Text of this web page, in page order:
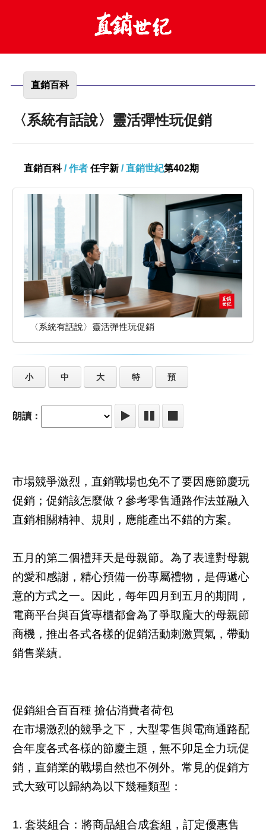
直銷百科
〈系統有話說〉靈活彈性玩促銷
直銷百科/ 作者 任宇新 / 直銷世紀第402期
〈系統有話說〉靈活彈性玩促銷
小 中 大 特 預
朗讀：
市場競爭激烈，直銷戰場也免不了要因應節慶玩
促銷；促銷該怎麼做？參考零售通路作法並融入
直銷相關精神、規則，應能產出不錯的方案。
五月的第二個禮拜天是母親節。為了表達對母親
的愛和感謝，精心預備一份專屬禮物，是傳遞心
意的方式之一。因此，每年四月到五月的期間，
電商平台與百貨專櫃都會為了爭取龐大的母親節
商機，推出各式各樣的促銷活動刺激買氣，帶動
銷售業績。
促銷組合百百種 搶佔消費者荷包
在市場激烈的競爭之下，大型零售與電商通路配
合年度各式各樣的節慶主題，無不卯足全力玩促
銷，直銷業的戰場自然也不例外。常見的促銷方
式大致可以歸納為以下幾種類型：
1. 套裝組合：將商品組合成套組，訂定優惠售